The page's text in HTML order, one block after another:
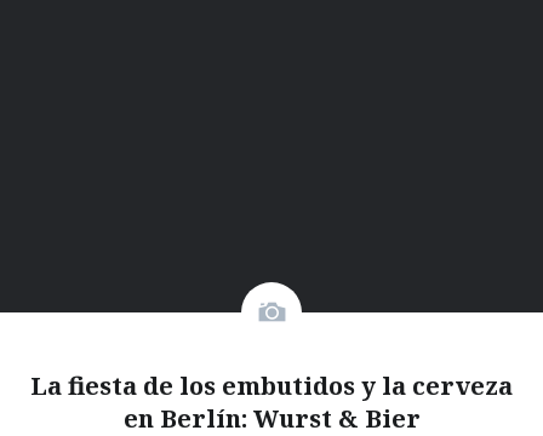
La fiesta de los embutidos y la cerveza
en Berlín: Wurst & Bier